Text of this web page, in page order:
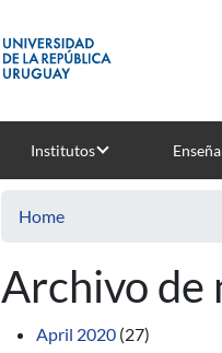
Institutos
Home
Archivo de
April 2020 (27)